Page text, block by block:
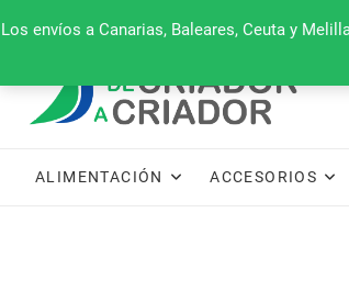
Los envíos a Canarias, Baleares, Ceuta y
al
660 079 911
ALIMENTACIÓN ACCESORIOS